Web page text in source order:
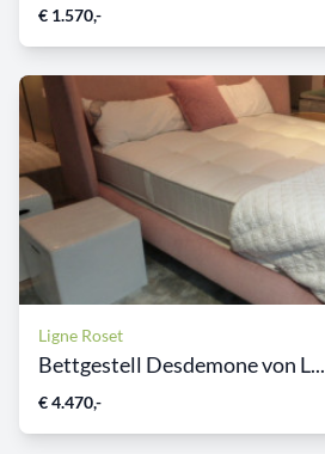
€ 1.570,-
Ligne Roset
Bettgestell Desdemone von L...
€ 4.470,-